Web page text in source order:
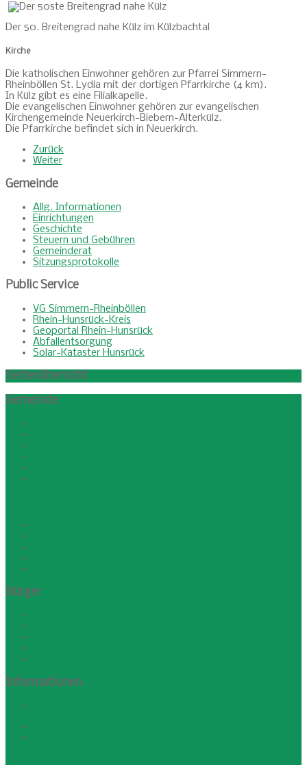
Der 50. Breitengrad nahe Külz im Külzbachtal
Kirche
Die katholischen Einwohner gehören zur Pfarrei Simmern-
Rheinböllen St. Lydia mit der dortigen Pfarrkirche (4 km).
In Külz gibt es eine Filialkapelle.
Die evangelischen Einwohner gehören zur evangelischen
Kirchengemeinde Neuerkirch-Biebern-Alterkülz.
Die Pfarrkirche befindet sich in Neuerkirch.
Zurück
Weiter
Gemeinde
Allg. Informationen
Einrichtungen
Geschichte
Steuern und Gebühren
Gemeinderat
Sitzungsprotokolle
PublicService
VG Simmern-Rheinböllen
Rhein-Hunsrück-Kreis
Geoportal Rhein-Hunsrück
Abfallentsorgung
Solar-Kataster Hunsrück
Seitenübersicht
Gemeinde
Bürger
Informationen